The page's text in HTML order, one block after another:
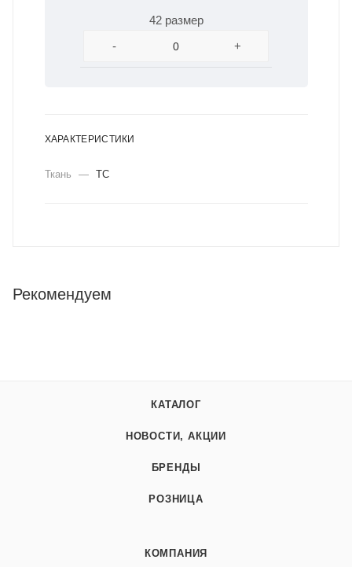
42 размер
-
+
ХАРАКТЕРИСТИКИ
Ткань — ТС
Рекомендуем
КАТАЛОГ
НОВОСТИ, АКЦИИ
БРЕНДЫ
РОЗНИЦА
КОМПАНИЯ